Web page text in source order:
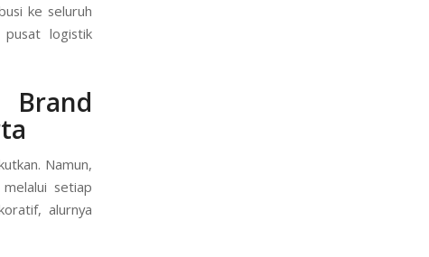
ke seluruh
logistik
Namun,
setiap
alurnya